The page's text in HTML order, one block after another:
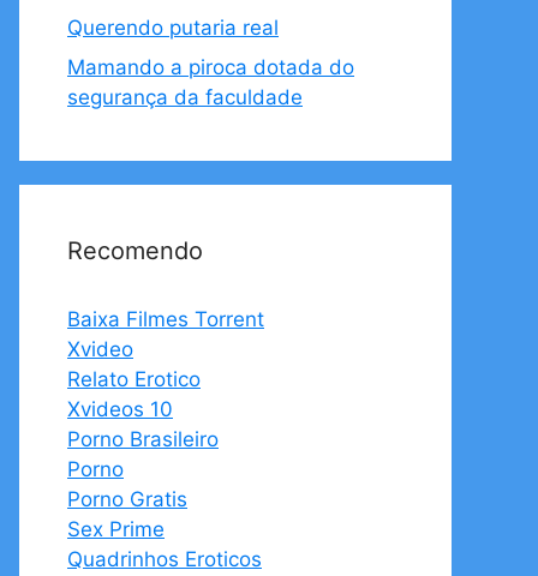
Querendo putaria real
Mamando a piroca dotada do
segurança da faculdade
Recomendo
Baixa Filmes Torrent
Xvideo
Relato Erotico
Xvideos 10
Porno Brasileiro
Porno
Porno Gratis
Sex Prime
Quadrinhos Eroticos